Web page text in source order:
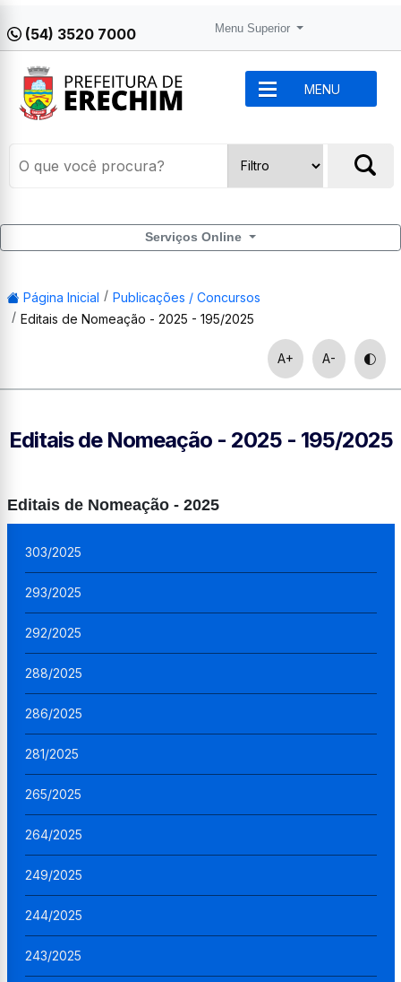
(54) 3520 7000 Menu Superior
MENU
Serviços Online
Página Inicial
Publicações / Concursos
Editais de Nomeação - 2025 - 195/2025
A+ A-
Editais de Nomeação - 2025 - 195/2025
Editais de Nomeação - 2025
303/2025
293/2025
292/2025
288/2025
286/2025
281/2025
265/2025
264/2025
249/2025
244/2025
243/2025